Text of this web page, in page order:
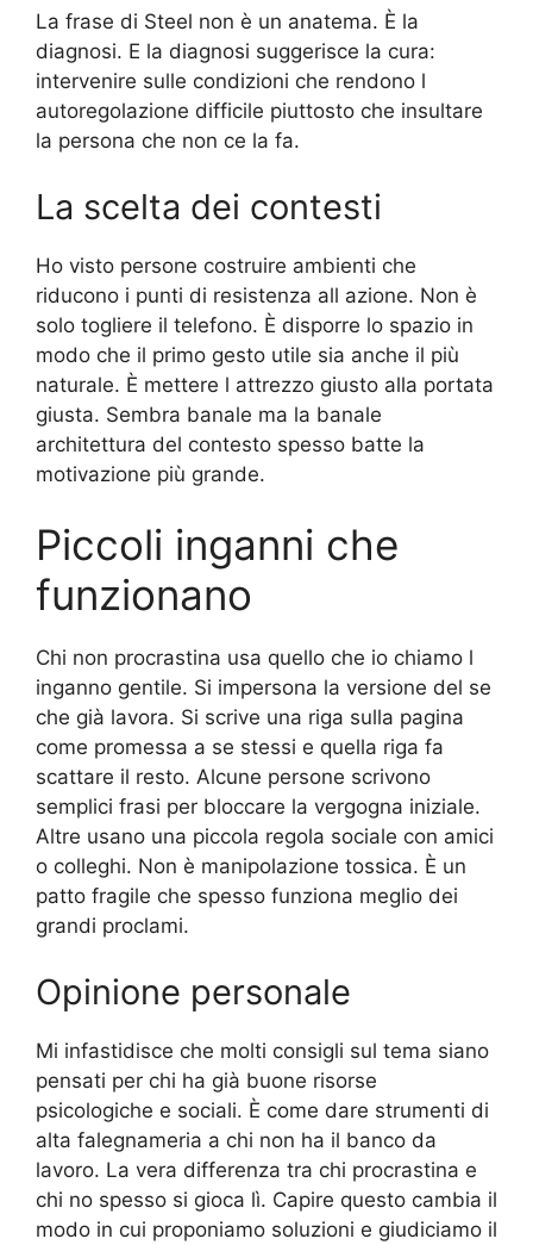
La frase di Steel non è un anatema. È la
diagnosi. E la diagnosi suggerisce la cura:
intervenire sulle condizioni che rendono l
autoregolazione difficile piuttosto che insultare
la persona che non ce la fa.
La scelta dei contesti
Ho visto persone costruire ambienti che
riducono i punti di resistenza all azione. Non è
solo togliere il telefono. È disporre lo spazio in
modo che il primo gesto utile sia anche il più
naturale. È mettere l attrezzo giusto alla portata
giusta. Sembra banale ma la banale
architettura del contesto spesso batte la
motivazione più grande.
Piccoli inganni che
funzionano
Chi non procrastina usa quello che io chiamo l
inganno gentile. Si impersona la versione del se
che già lavora. Si scrive una riga sulla pagina
come promessa a se stessi e quella riga fa
scattare il resto. Alcune persone scrivono
semplici frasi per bloccare la vergogna iniziale.
Altre usano una piccola regola sociale con amici
o colleghi. Non è manipolazione tossica. È un
patto fragile che spesso funziona meglio dei
grandi proclami.
Opinione personale
Mi infastidisce che molti consigli sul tema siano
pensati per chi ha già buone risorse
psicologiche e sociali. È come dare strumenti di
alta falegnameria a chi non ha il banco da
lavoro. La vera differenza tra chi procrastina e
chi no spesso si gioca lì. Capire questo cambia il
modo in cui proponiamo soluzioni e giudiciamo il